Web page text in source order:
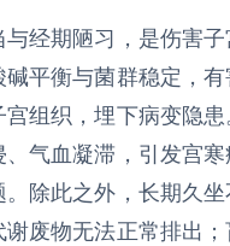
经期陋习，是伤害
平衡与菌群稳定，
组织，埋下病变隐
、气血凝滞，引发宫
。除此之外，长期久
废物无法正常排出